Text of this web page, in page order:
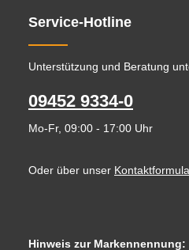
Service-Hotline
Unterstützung und Beratung
09452 9334-0
Mo-Fr, 09:00 - 17:00 Uhr
Oder über unser
Hinweis zur Markennennung: